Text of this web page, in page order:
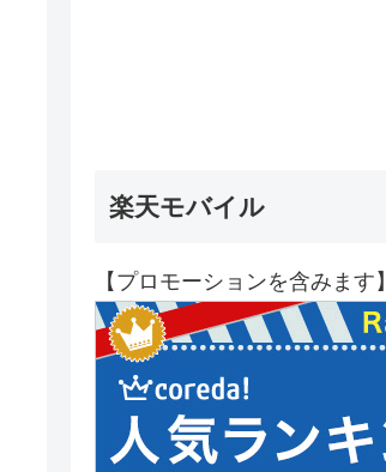
楽天モバイル
【プロモーションを含みます】